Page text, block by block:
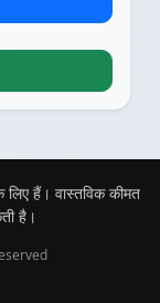
हैं। वास्तविक कीमत
है।